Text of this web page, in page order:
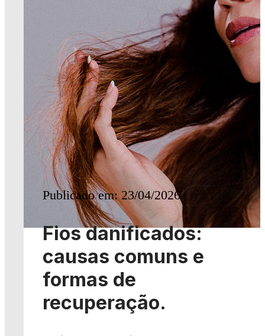
Publicado em: 23/04/2026
Fios danificados:
causas comuns e
formas de
recuperação.
Cuidados capilares
Leia mais